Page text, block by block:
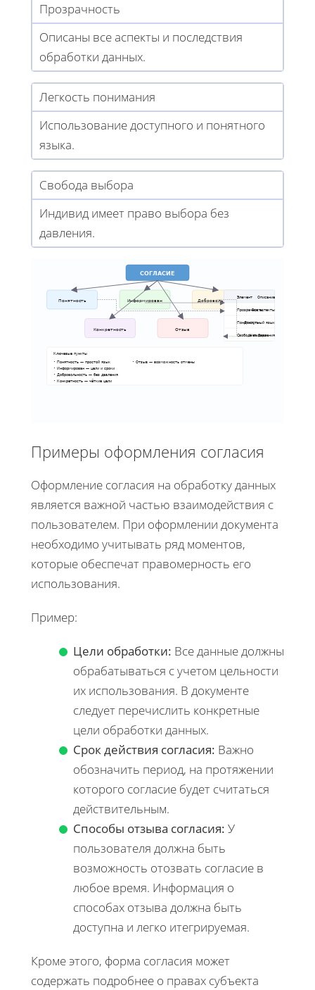
Прозрачность
Описаны все аспекты и последствия
обработки данных.
Легкость понимания
Использование доступного и понятного
языка.
Свобода выбора
Индивид имеет право выбора без
давления.
СОГЛАСИЕ
Понятность Информирован Добровольность
Конкретность Отзыв
Элемент Описание
ПрозрачностьВсе аспекты
Понятность
Доступный язык
Свобода выбора
Нет давления
Ключевые пункты
• Понятность — простой язык
• Информирован — цели и сроки
• Добровольность — без давления
• Конкретность — чёткие цели
• Отзыв — возможность отмены
Примеры оформления согласия
Оформление согласия на обработку данных
является важной частью взаимодействия с
пользователем. При оформлении документа
необходимо учитывать ряд моментов,
которые обеспечат правомерность его
использования.
Пример:
Цели обработки: Все данные должны
обрабатываться с учетом цельности
их использования. В документе
следует перечислить конкретные
цели обработки данных.
Срок действия согласия: Важно
обозначить период, на протяжении
которого согласие будет считаться
действительным.
Способы отзыва согласия: У
пользователя должна быть
возможность отозвать согласие в
любое время. Информация о
способах отзыва должна быть
доступна и легко итегрируемая.
Кроме этого, форма согласия может
содержать подробнее о правах субъекта